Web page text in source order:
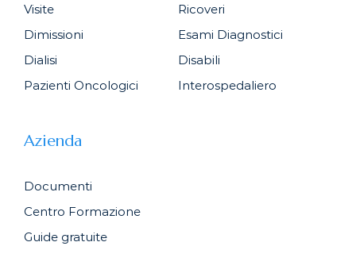
Visite
Ricoveri
Dimissioni
Esami Diagnostici
Dialisi
Disabili
Pazienti Oncologici
Interospedaliero
Azienda
Documenti
Centro Formazione
Guide gratuite